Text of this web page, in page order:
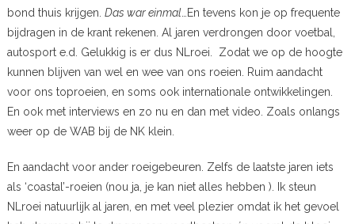
bond thuis krijgen. Das war einmal…En tevens kon je op frequente
bijdragen in de krant rekenen. Al jaren verdrongen door voetbal,
autosport e.d. Gelukkig is er dus NLroei. Zodat we op de hoogte
kunnen blijven van wel en wee van ons roeien. Ruim aandacht
voor ons toproeien, en soms ook internationale ontwikkelingen.
En ook met interviews en zo nu en dan met video. Zoals onlangs
weer op de WAB bij de NK klein.
En aandacht voor ander roeigebeuren. Zelfs de laatste jaren iets
als ‘coastal’-roeien (nou ja, je kan niet alles hebben ). Ik steun
NLroei natuurlijk al jaren, en met veel plezier omdat ik het gevoel